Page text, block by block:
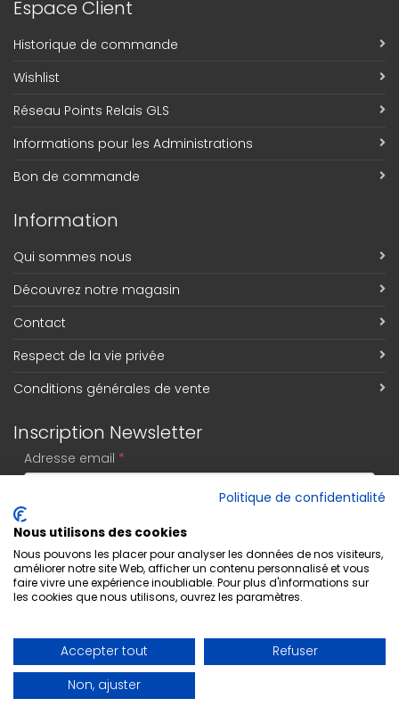
Espace Client
Historique de commande
Wishlist
Réseau Points Relais GLS
Informations pour les Administrations
Bon de commande
Information
Qui sommes nous
Découvrez notre magasin
Contact
Respect de la vie privée
Conditions générales de vente
Inscription Newsletter
Adresse email *
S'abonner
Politique de confidentialité
Nous utilisons des cookies
Nous pouvons les placer pour analyser les données de nos visiteurs,
améliorer notre site Web, afficher un contenu personnalisé et vous
faire vivre une expérience inoubliable. Pour plus d'informations sur
les cookies que nous utilisons, ouvrez les paramètres.
Accepter tout
Refuser
Non, ajuster